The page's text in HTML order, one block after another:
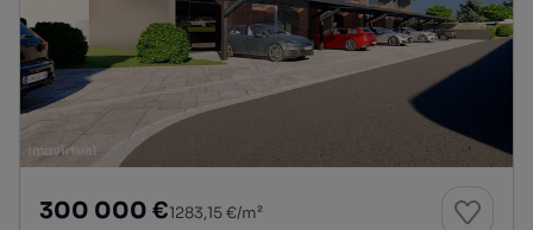
300 000 €1283,15 €/m²